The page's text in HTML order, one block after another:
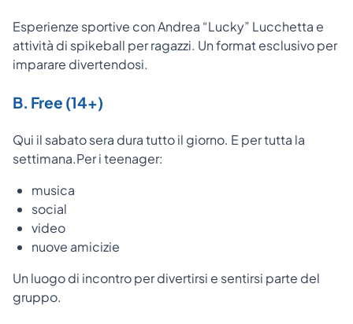
Esperienze sportive con Andrea “Lucky” Lucchetta e
attività di spikeball per ragazzi. Un format esclusivo per
imparare divertendosi.
B. Free (14+)
Qui il sabato sera dura tutto il giorno. E per tutta la
settimana.Per i teenager:
musica
social
video
nuove amicizie
Un luogo di incontro per divertirsi e sentirsi parte del
gruppo.